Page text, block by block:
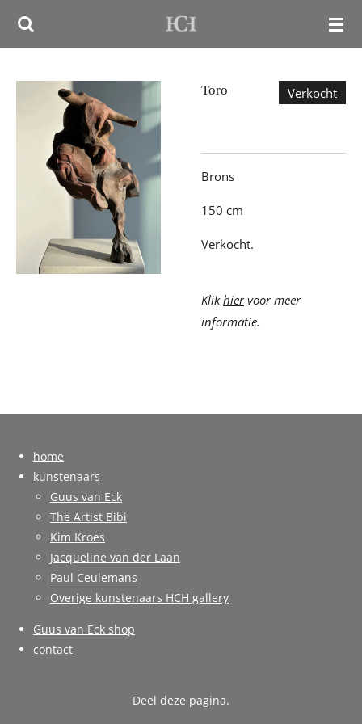
Ga
de
hoofdinhoud
Toro Verkocht
Brons
150 cm
Verkocht.
Klik hier voor meer
informatie.
home
kunstenaars
Guus van Eck
The Artist Bibi
Kim Kroes
Jacqueline van der Laan
Paul Ceulemans
Overige kunstenaars HCH gallery
Guus van Eck shop
contact
Deel deze pagina.